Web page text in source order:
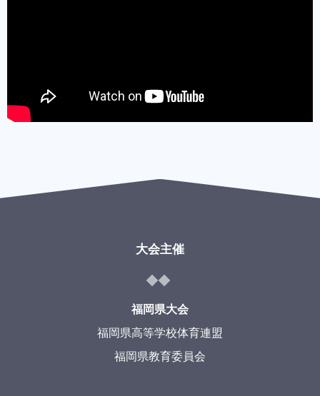
大会主催
福岡県大会
福岡県高等学校体育連盟
福岡県教育委員会